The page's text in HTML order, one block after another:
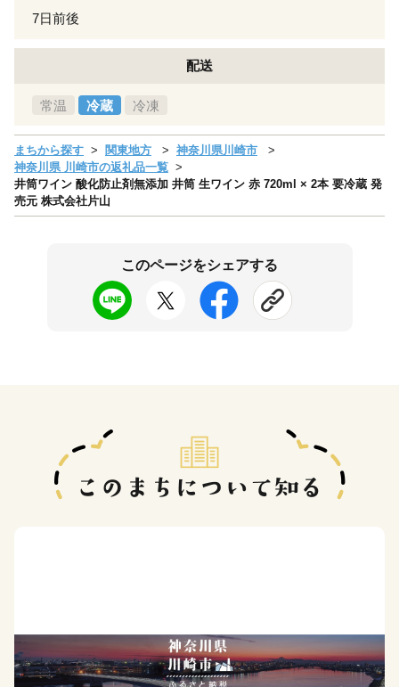
7日前後
配送
常温 冷蔵 冷凍
まちから探す 関東地方
神奈川県川崎市
神奈川県 川崎市の返礼品一覧
井筒ワイン 酸化防止剤無添加 井筒 生ワイン 赤 720ml × 2本 要冷蔵 発
売元 株式会社片山
このページをシェアする